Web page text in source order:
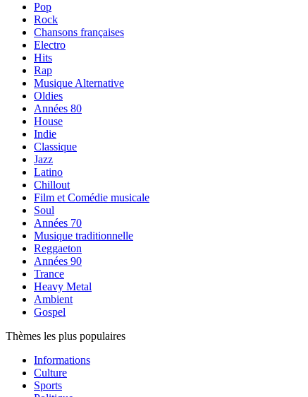
Pop
Rock
Chansons françaises
Electro
Hits
Rap
Musique Alternative
Oldies
Années 80
House
Indie
Classique
Jazz
Latino
Chillout
Film et Comédie musicale
Soul
Années 70
Musique traditionnelle
Reggaeton
Années 90
Trance
Heavy Metal
Ambient
Gospel
Thèmes les plus populaires
Informations
Culture
Sports